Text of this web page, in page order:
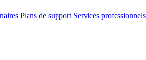
Plans de support Services professionnels